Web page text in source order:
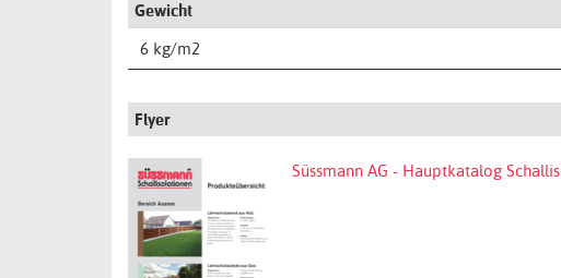
Gewicht
6 kg/m2
Flyer
Süssmann AG - Hauptkatalog